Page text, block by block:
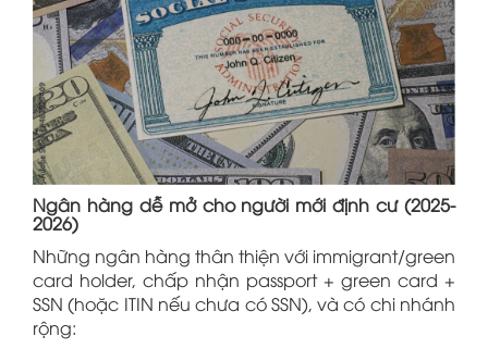
Ngân hàng dễ mở cho người mới định cư (2025-
2026)
Những ngân hàng thân thiện với immigrant/green
card holder, chấp nhận passport + green card +
SSN (hoặc ITIN nếu chưa có SSN), và có chi nhánh
rộng: